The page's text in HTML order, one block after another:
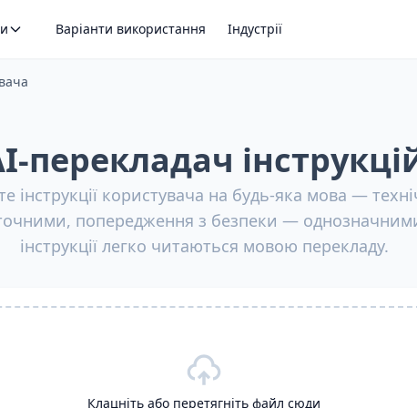
Варіанти використання Індустрії
перекладач
інструкції користувача на будь-яка мова —
попередження з безпеки —
інструкції легко читаються мовою перекладу.
Клацніть або перетягніть файл сюди